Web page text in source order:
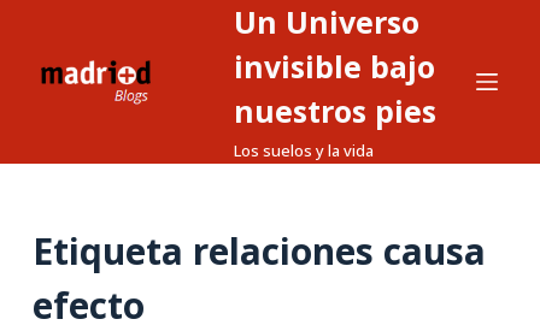
o
Un Universo
invisible bajo
nuestros pies
Los suelos y la vida
Etiqueta relaciones causa
efecto